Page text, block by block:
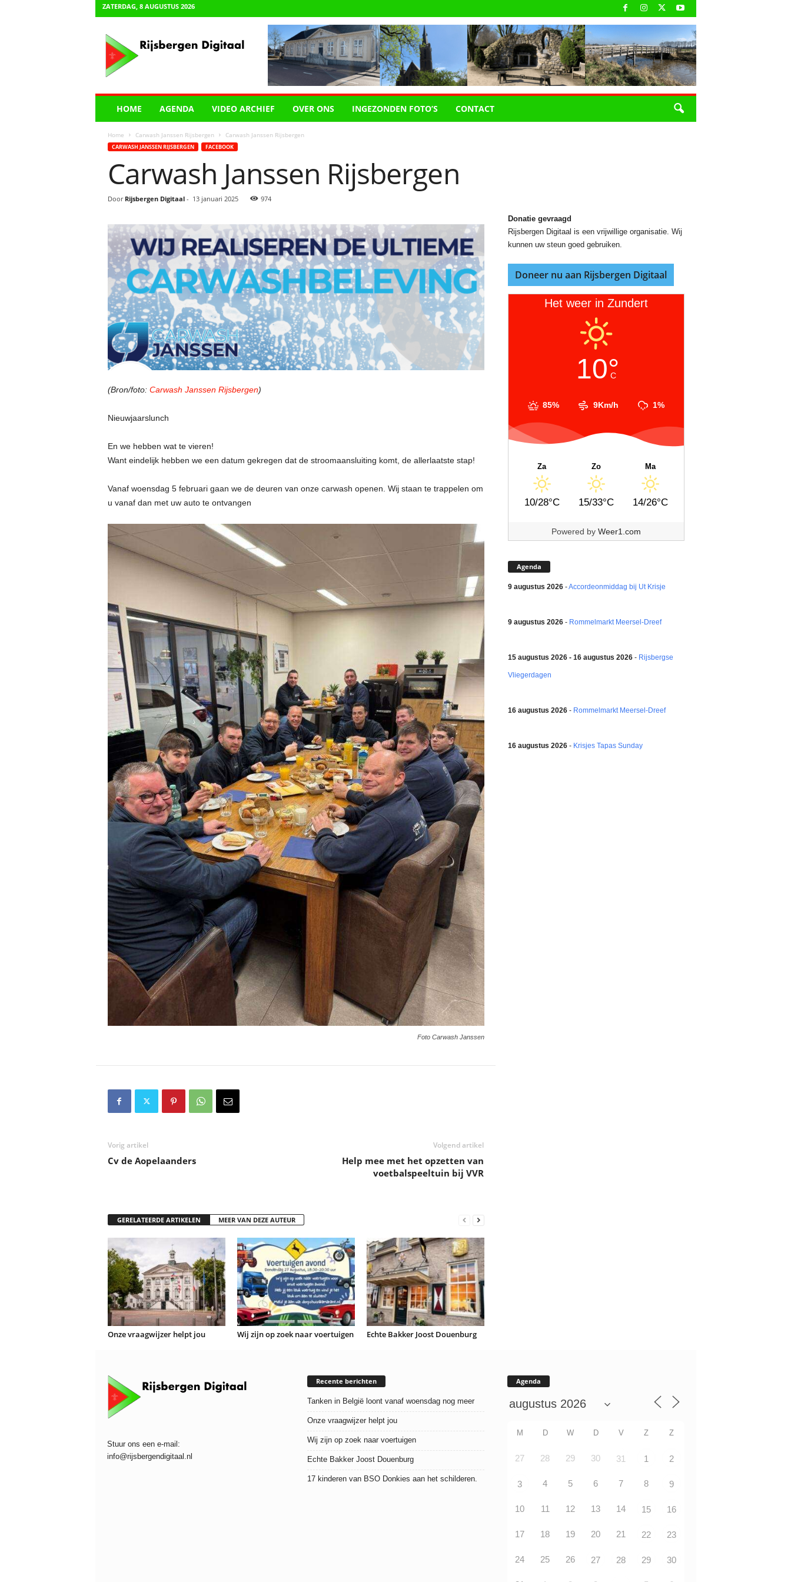
ZATERDAG, 8 AUGUSTUS 2026
HOME AGENDA VIDEO ARCHIEF OVER ONS INGEZONDEN FOTO’S CONTACT
Home Carwash Janssen Rijsbergen Carwash Janssen Rijsbergen
CARWASH JANSSEN RIJSBERGEN FACEBOOK
Carwash Janssen Rijsbergen
Door Rijsbergen Digitaal- 13 januari 2025 974
(Bron/foto: Carwash Janssen Rijsbergen)
Nieuwjaarslunch
En we hebben wat te vieren!
Want eindelijk hebben we een datum gekregen dat de stroomaansluiting komt, de allerlaatste stap!
Vanaf woensdag 5 februari gaan we de deuren van onze carwash openen. Wij staan te trappelen om
u vanaf dan met uw auto te ontvangen
Foto Carwash Janssen
Vorig artikel
Cv de Aopelaanders
Volgend artikel
Help mee met het opzetten van
voetbalspeeltuin bij VVR
GERELATEERDE ARTIKELEN MEER VAN DEZE AUTEUR
Onze vraagwijzer helpt jou Wij zijn op zoek naar voertuigen Echte Bakker Joost Douenburg
Donatie gevraagd
Rijsbergen Digitaal is een vrijwillige organisatie. Wij
kunnen uw steun goed gebruiken.
Doneer nu aan Rijsbergen Digitaal
Het weer in Zundert
10°
C
85% 9Km/h 1%
Za
10/28°C
Zo
15/33°C
Ma
14/26°C
Powered by Weer1.com
Agenda
9 augustus 2026-Accordeonmiddag bij Ut Krisje
9 augustus 2026- Rommelmarkt Meersel-Dreef
15 augustus 2026 - 16 augustus 2026- Rijsbergse
Vliegerdagen
16 augustus 2026- Rommelmarkt Meersel-Dreef
16 augustus 2026- Krisjes Tapas Sunday
Stuur ons een e-mail:
info@rijsbergendigitaal.nl
Recente berichten
Tanken in België loont vanaf woensdag nog meer
Onze vraagwijzer helpt jou
Wij zijn op zoek naar voertuigen
Echte Bakker Joost Douenburg
17 kinderen van BSO Donkies aan het schilderen.
Agenda
M D W D V Z Z
27 28 29 30 31 1 2
3 4 5 6 7 8 9
10 11 12 13 14 15 16
17 18 19 20 21 22 23
24 25 26 27 28 29 30